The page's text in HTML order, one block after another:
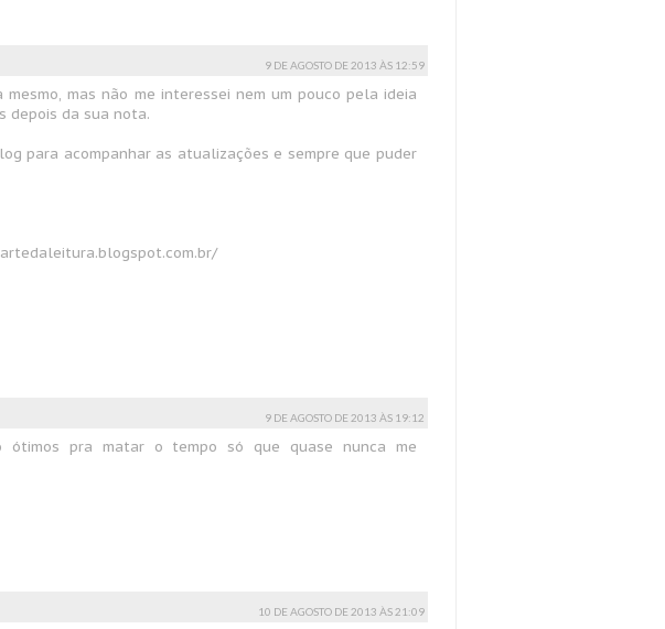
9 DE AGOSTO DE 2013 ÀS 12:59
mas não me interessei nem um pouco pela ideia
depois da sua nota.
para acompanhar as atualizações e sempre que puder
9 DE AGOSTO DE 2013 ÀS 19:12
ótimos pra matar o tempo só que quase nunca me
10 DE AGOSTO DE 2013 ÀS 21:09